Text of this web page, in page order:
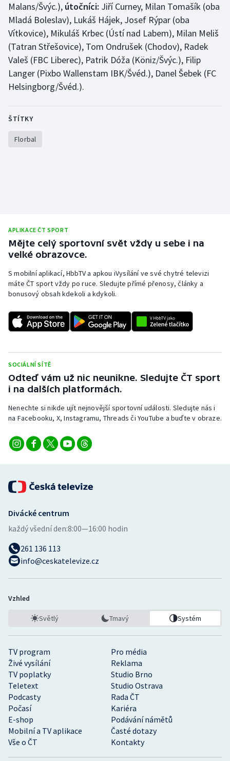
Malans/Švýc.), útočníci: Jiří Curney, Milan Tomašík (oba
Mladá Boleslav), Lukáš Hájek, Josef Rýpar (oba
Vítkovice), Mikuláš Krbec (Ústí nad Labem), Milan Meliš
(Tatran Střešovice), Tom Ondrušek (Chodov), Radek
Valeš (FBC Liberec), Patrik Dóža (Köniz/Švýc.), Filip
Langer (Pixbo Wallenstam IBK/Švéd.), Danel Šebek (FC
Helsingborg/Švéd.).
ŠTÍTKY
Florbal
APLIKACE ČT SPORT
Mějte celý sportovní svět vždy u sebe i na
velké obrazovce.
S mobilní aplikací, HbbTV a apkou iVysílání ve své chytré televizi
máte ČT sport vždy po ruce. Sledujte přímé přenosy, články a
bonusový obsah kdekoli a kdykoli.
SOCIÁLNÍ SÍTĚ
Odteď vám už nic neunikne. Sledujte ČT sport
i na dalších platformách.
Nenechte si nikde ujít nejnovější sportovní události. Sledujte nás i
na Facebooku, X, Instagramu, Threads či YouTube a buďte v obraze.
TV program
Pro média
Živé vysílání
Reklama
TV poplatky
Studio Brno
Teletext
Studio Ostrava
Podcasty
Rada ČT
Počasí
Kariéra
E-shop
Podávání námětů
Mobilní a TV aplikace
Časté dotazy
Vše o ČT
Kontakty
Divácké centrum
každý všední den:8:00—16:00 hodin
261 136 113
info@ceskatelevize.cz
Vzhled
Světlý Tmavý Systém